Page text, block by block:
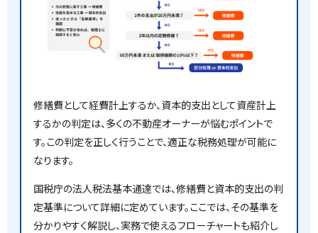
修繕費として経費計上するか、資本的支出として資産計上
するかの判定は、多くの不動産オーナーが悩むポイントで
す。この判定を正しく行うことで、適正な税務処理が可能に
なります。
国税庁の法人税法基本通達では、修繕費と資本的支出の判
定基準について詳細に定めています。ここでは、その基準を
分かりやすく解説し、実務で使えるフローチャートも紹介し